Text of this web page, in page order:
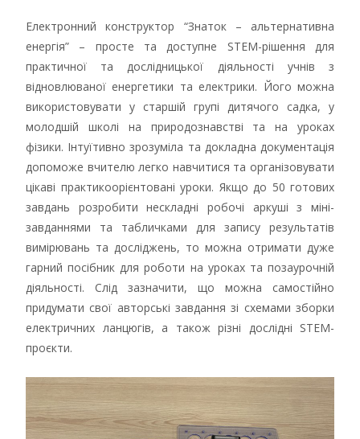
Електронний конструктор “Знаток – альтернативна
енергія” – просте та доступне STEM-рішення для
практичної та дослідницької діяльності учнів з
відновлюваної енергетики та електрики. Його можна
використовувати у старшій групі дитячого садка, у
молодшій школі на природознавстві та на уроках
фізики. Інтуїтивно зрозуміла та докладна документація
допоможе вчителю легко навчитися та організовувати
цікаві практикоорієнтовані уроки. Якщо до 50 готових
завдань розробити нескладні робочі аркуші з міні-
завданнями та табличками для запису результатів
вимірювань та досліджень, то можна отримати дуже
гарний посібник для роботи на уроках та позаурочній
діяльності. Слід зазначити, що можна самостійно
придумати свої авторські завдання зі схемами зборки
електричних ланцюгів, а також різні дослідні STEM-
проєкти.